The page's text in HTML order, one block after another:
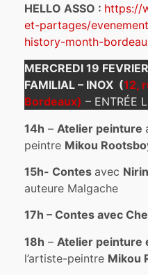
HELLO ASSO : https://
et-partages/
history-month-
MERCREDI 19
FAMILIAL – INOX (12,
Bordeaux) – ENTRÉE
14h – Atelier peinture
peintre Mikou
15h- Contes avec
auteure Malgache
17h – Contes avec
18h – Atelier peinture
l’artiste-peintre Mikou